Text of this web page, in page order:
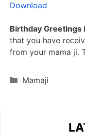
Download
Birthday Greetings
that you have
from your mama ji.
Categories
Mamaji